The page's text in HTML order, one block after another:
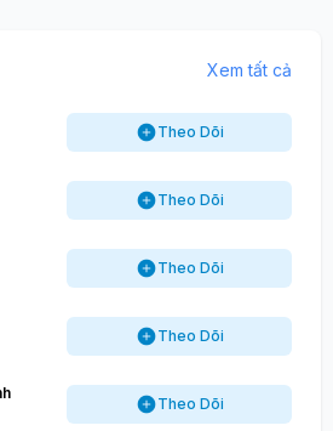
Xem tất cả
Theo Dõi
Theo Dõi
Theo Dõi
Theo Dõi
Theo Dõi